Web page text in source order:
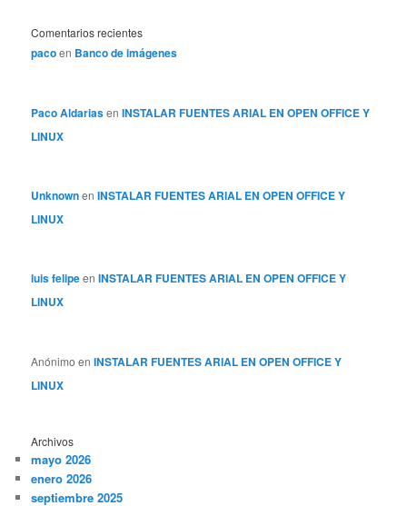
Comentarios recientes
pacoen Banco de imágenes
Paco AldariasenINSTALAR FUENTES ARIAL EN OPEN OFFICE Y
LINUX
UnknownenINSTALAR FUENTES ARIAL EN OPEN OFFICE Y
LINUX
luis felipeenINSTALAR FUENTES ARIAL EN OPEN OFFICE Y
LINUX
Anónimo enINSTALAR FUENTES ARIAL EN OPEN OFFICE Y
LINUX
Archivos
mayo 2026
enero 2026
septiembre 2025